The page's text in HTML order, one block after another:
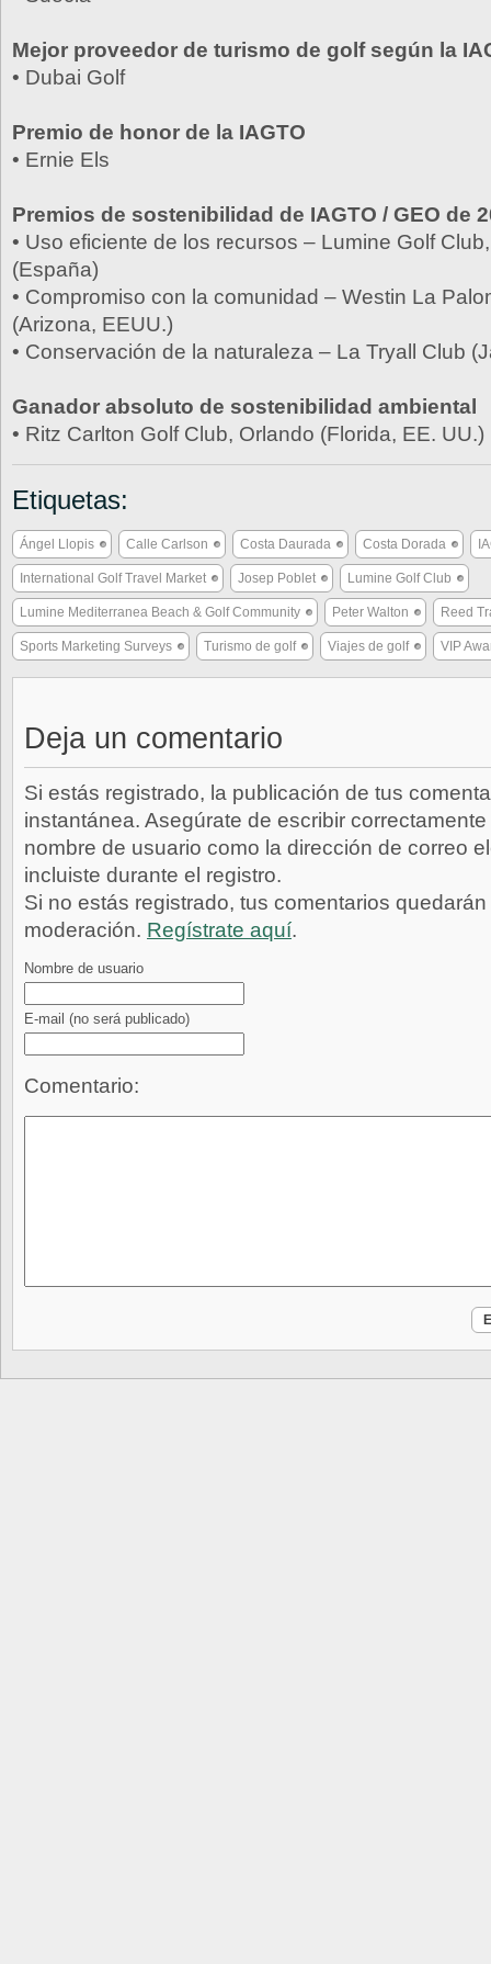
Mejor proveedor de turismo de golf según la
• Dubai Golf
Premio de honor de la IAGTO
• Ernie Els
Premios de sostenibilidad de IAGTO / GEO de
• Uso eficiente de los recursos – Lumine Golf
(España)
• Compromiso con la comunidad – Westin La
(Arizona, EEUU.)
• Conservación de la naturaleza – La Tryall Club
Ganador absoluto de sostenibilidad ambiental
• Ritz Carlton Golf Club, Orlando (Florida, EE. UU.)
Etiquetas:
Ángel Llopis Calle Carlson Costa Daurada Costa Dorada
International Golf Travel Market Josep Poblet Lumine Golf Club
Lumine Mediterranea Beach & Golf Community Peter Walton Reed
Sports Marketing Surveys Turismo de golf Viajes de golf VIP
Deja un comentario
Si estás registrado, la publicación de tus
instantánea. Asegúrate de escribir
nombre de usuario como la dirección de correo
incluiste durante el registro.
Si no estás registrado, tus comentarios
moderación. Regístrate aquí.
Nombre de usuario
E-mail (no será publicado)
Comentario: